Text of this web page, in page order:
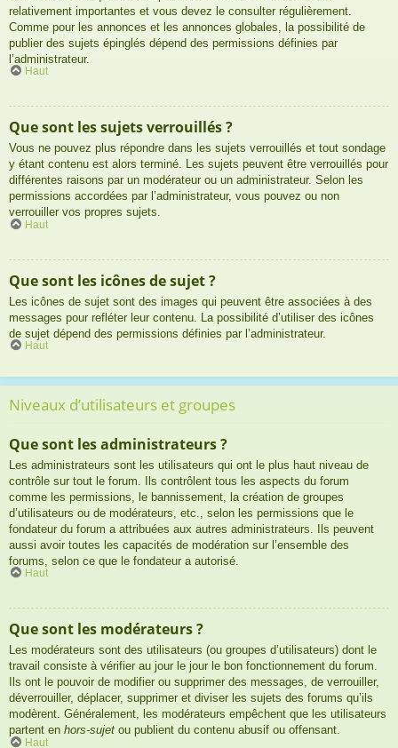
relativement importantes et vous devez le consulter régulièrement.
Comme pour les annonces et les annonces globales, la possibilité de
publier des sujets épinglés dépend des permissions définies par
l’administrateur.
Haut
Que sont les sujets verrouillés ?
Vous ne pouvez plus répondre dans les sujets verrouillés et tout sondage
y étant contenu est alors terminé. Les sujets peuvent être verrouillés pour
différentes raisons par un modérateur ou un administrateur. Selon les
permissions accordées par l’administrateur, vous pouvez ou non
verrouiller vos propres sujets.
Haut
Que sont les icônes de sujet ?
Les icônes de sujet sont des images qui peuvent être associées à des
messages pour refléter leur contenu. La possibilité d’utiliser des icônes
de sujet dépend des permissions définies par l’administrateur.
Haut
Niveaux d’utilisateurs et groupes
Que sont les administrateurs ?
Les administrateurs sont les utilisateurs qui ont le plus haut niveau de
contrôle sur tout le forum. Ils contrôlent tous les aspects du forum
comme les permissions, le bannissement, la création de groupes
d’utilisateurs ou de modérateurs, etc., selon les permissions que le
fondateur du forum a attribuées aux autres administrateurs. Ils peuvent
aussi avoir toutes les capacités de modération sur l’ensemble des
forums, selon ce que le fondateur a autorisé.
Haut
Que sont les modérateurs ?
Les modérateurs sont des utilisateurs (ou groupes d’utilisateurs) dont le
travail consiste à vérifier au jour le jour le bon fonctionnement du forum.
Ils ont le pouvoir de modifier ou supprimer des messages, de verrouiller,
déverrouiller, déplacer, supprimer et diviser les sujets des forums qu’ils
modèrent. Généralement, les modérateurs empêchent que les utilisateurs
partent en hors-sujet ou publient du contenu abusif ou offensant.
Haut